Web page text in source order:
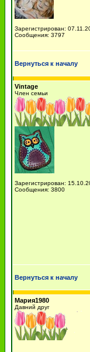
Зарегистрирован:
Сообщения: 3797
Вернуться к началу
Vintage
Член семьи
Зарегистрирован:
Сообщения: 3800
Вернуться к началу
Мария1980
Давний друг